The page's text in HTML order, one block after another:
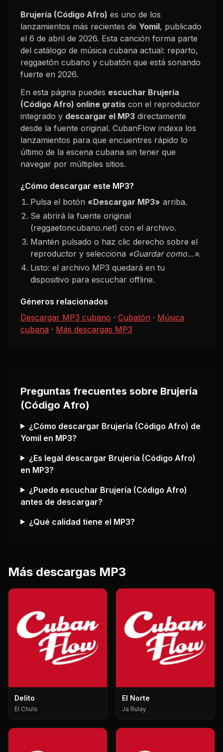
Brujería (Código Afro) es uno de los
lanzamientos más recientes de Yomil, publicado
el 6 de abril de 2026. Esta canción forma parte
del catálogo de música cubana actual: reparto,
reggaetón cubano y cubatón que está sonando
fuerte en 2026.
En esta página puedes escuchar Brujería
(Código Afro) online gratis con el reproductor
integrado y descargar el MP3 directamente
desde la fuente original. CubanFlow indexa los
lanzamientos para que encuentres rápido lo
último de la escena cubana sin tener que
navegar por múltiples sitios.
¿Cómo descargar este MP3?
Pulsa el botón «Descargar MP3» arriba.
Se abrirá la fuente original
(reggaetoncubano.net) con el archivo.
Mantén pulsado o haz clic derecho sobre el
reproductor y selecciona «Guardar como…».
Listo: el archivo MP3 quedará en tu
dispositivo para escuchar offline.
Géneros relacionados
Descargar MP3 cubano · Cubatón · Música
cubana · Más descargas MP3
Preguntas frecuentes sobre Brujería
(Código Afro)
¿Cómo descargar Brujería (Código Afro) de
Yomil en MP3?
¿Es legal descargar Brujería (Código Afro)
en MP3?
¿Puedo escuchar Brujería (Código Afro)
antes de descargar?
¿Qué calidad tiene el MP3?
Más descargas MP3
Delito
El Chulo
El Norte
Ja Rulay